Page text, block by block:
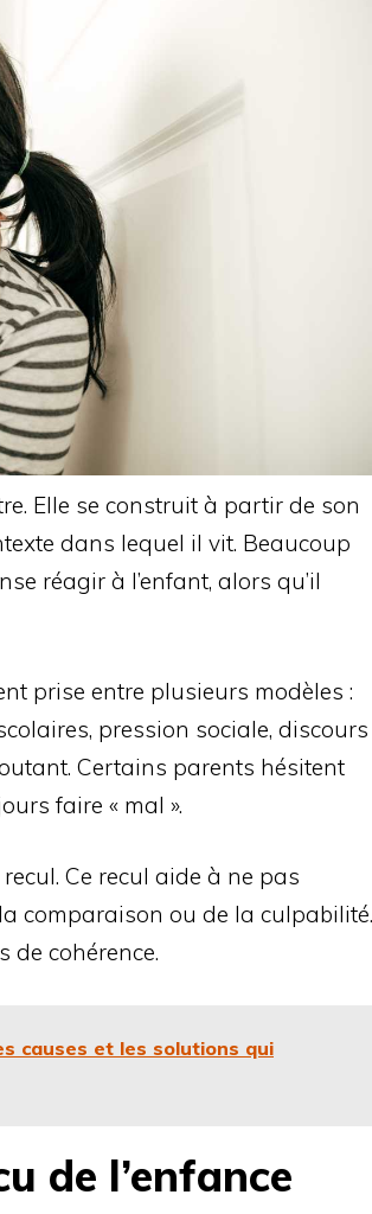
Elle se construit à partir de son
dans lequel il vit. Beaucoup
réagir à l’enfant, alors qu’il
prise entre plusieurs modèles :
pression sociale, discours
Certains parents hésitent
faire « mal ».
Ce recul aide à ne pas
comparaison ou de la culpabilité.
de cohérence.
causes et les solutions qui
de l’enfance